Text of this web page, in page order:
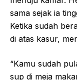
sama sejak ia
Ketika sudah
di atas kasur,
“Kamu sudah
sup di meja